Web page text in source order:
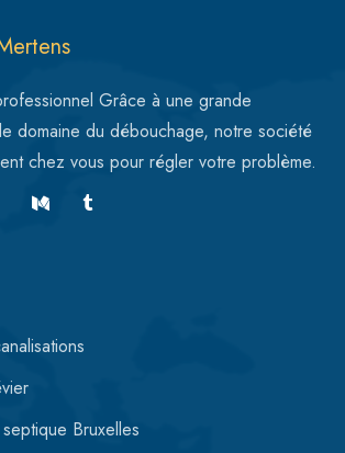
Grâce à une grande
domaine du débouchage, notre société
chez vous pour régler votre problème.
Bruxelles